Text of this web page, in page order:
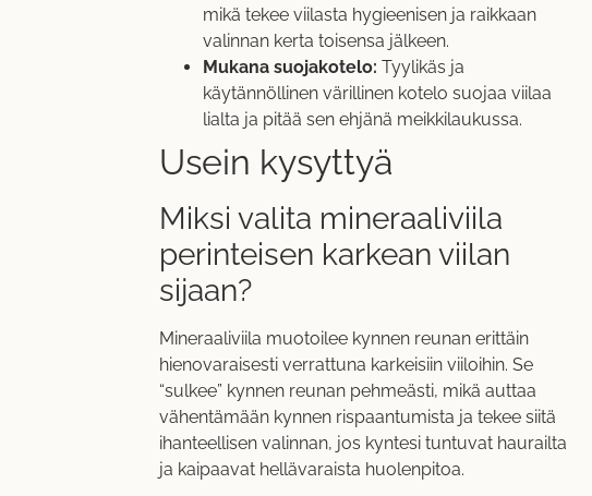
mikä tekee viilasta hygieenisen ja raikkaan
valinnan kerta toisensa jälkeen.
Mukana suojakotelo: Tyylikäs ja
käytännöllinen värillinen kotelo suojaa viilaa
lialta ja pitää sen ehjänä meikkilaukussa.
Usein kysyttyä
Miksi valita mineraaliviila
perinteisen karkean viilan
sijaan?
Mineraaliviila muotoilee kynnen reunan erittäin
hienovaraisesti verrattuna karkeisiin viiloihin. Se
“sulkee” kynnen reunan pehmeästi, mikä auttaa
vähentämään kynnen rispaantumista ja tekee siitä
ihanteellisen valinnan, jos kyntesi tuntuvat haurailta
ja kaipaavat hellävaraista huolenpitoa.